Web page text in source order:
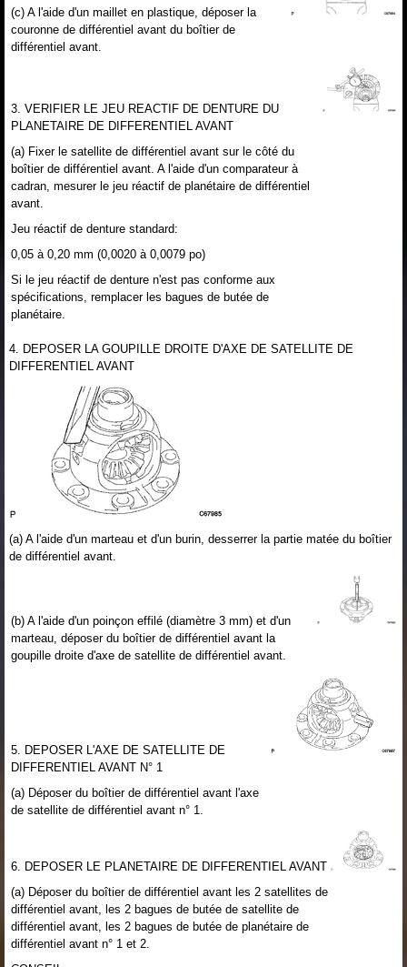
(c) A l'aide d'un maillet en plastique, déposer la
couronne de différentiel avant du boîtier de
différentiel avant.
3. VERIFIER LE JEU REACTIF DE DENTURE DU
PLANETAIRE DE DIFFERENTIEL AVANT
(a) Fixer le satellite de différentiel avant sur le côté du
boîtier de différentiel avant. A l'aide d'un comparateur à
cadran, mesurer le jeu réactif de planétaire de différentiel
avant.
Jeu réactif de denture standard:
0,05 à 0,20 mm (0,0020 à 0,0079 po)
Si le jeu réactif de denture n'est pas conforme aux
spécifications, remplacer les bagues de butée de
planétaire.
4. DEPOSER LA GOUPILLE DROITE D'AXE DE SATELLITE DE
DIFFERENTIEL AVANT
(a) A l'aide d'un marteau et d'un burin, desserrer la partie matée du boîtier
de différentiel avant.
(b) A l'aide d'un poinçon effilé (diamètre 3 mm) et d'un
marteau, déposer du boîtier de différentiel avant la
goupille droite d'axe de satellite de différentiel avant.
5. DEPOSER L'AXE DE SATELLITE DE
DIFFERENTIEL AVANT N° 1
(a) Déposer du boîtier de différentiel avant l'axe
de satellite de différentiel avant n° 1.
6. DEPOSER LE PLANETAIRE DE DIFFERENTIEL AVANT
(a) Déposer du boîtier de différentiel avant les 2 satellites de
différentiel avant, les 2 bagues de butée de satellite de
différentiel avant, les 2 bagues de butée de planétaire de
différentiel avant n° 1 et 2.